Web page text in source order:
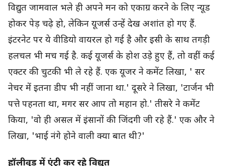
विद्युत जामवाल भले ही अपने मन को एकाग्र करने के लिए न्यूड
होकर पेड़ चढ़े हो, लेकिन यूजर्स उन्हें देख अशांत हो गए हैं.
इंटरनेट पर ये वीडियो वायरल हो गई है और इसी के साथ तगड़ी
हलचल भी मच गई है. कई यूजर्स के होश उड़े हुए हैं, तो वहीं कई
एक्टर की चुटकी भी ले रहे हैं. एक यूजर ने कमेंट लिखा, ' सर
नेचर में इतना डीप भी नहीं जाना था.' दूसरे ने लिखा, 'टार्जन भी
पत्ते पहनता था, मगर सर आप तो महान हो.' तीसरे ने कमेंट
किया, 'वो ही असल में इंसानों की जिंदगी जी रहे हैं.' एक और ने
लिखा, 'भाई नंगे होने वाली क्या बात थी?'
हॉलीवुड में एंट्री कर रहे विद्युत